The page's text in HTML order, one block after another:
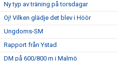
Ny typ av träning på torsdagar
Oj! Vilken glädje det blev i Höör
Ungdoms-SM
Rapport från Ystad
DM på 600/800 m i Malmö